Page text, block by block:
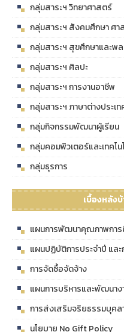
กลุ่มสาระฯ วิทยาศาสตร์
กลุ่มสาระฯ สังคมศึกษา ศ
กลุ่มสาระฯ สุขศึกษาและพ
กลุ่มสาระฯ ศิลปะ
กลุ่มสาระฯ การงานอาชีพ
กลุ่มสาระฯ ภาษาต่างประเท
กลุ่มกิจกรรมพัฒนาผู้เรียน
กลุ่มคอมพิวเตอร์และเทคโ
กลุ่มธุรการ
เบื้องหลัง
แผนการพัฒนาคุณภาพการ
แผนปฏิบัติการประจำปี และ
การจัดซื้อจัดจ้าง
แผนการบริหารและพัฒนา
การส่งเสริมจริยธรรมบุคล
นโยบาย No Gift Policy